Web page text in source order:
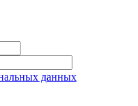
данных